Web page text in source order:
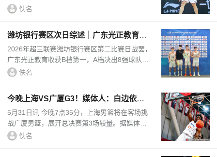
海外援洛夫顿昨晚到了杭州，是否出场赛前决
佚名
潍坊银行赛区次日综述｜广东光正教育问
鼎B档头名 A档八强出炉
2026年超三联赛潍坊银行赛区第二比赛日战罢，
广东光正教育收获B档第一，A档决出8强球队。
B档球队经过29日小组赛的争夺，成都和众与广
佚名
今晚上海VS广厦G3！媒体人：白边依旧
缺席 没有出现在踩场训练
5月31日讯 今晚7点35分，上海男篮将在客场挑
战广厦男篮，展开总决赛第3场较量。据媒体人
@三土带刺 报道，怀特塞德本场会继续缺阵。@
佚名